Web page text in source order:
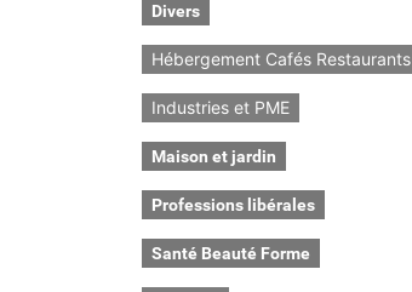
Divers
Hébergement Cafés Restaurants
Industries et PME
Maison et jardin
Professions libérales
Santé Beauté Forme